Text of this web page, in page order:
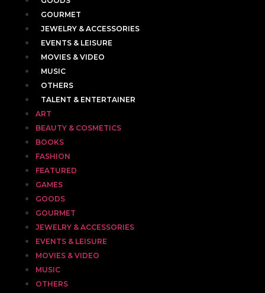
GOURMET
JEWELRY & ACCESSORIES
EVENTS & LEISURE
MOVIES & VIDEO
MUSIC
OTHERS
TALENT & ENTERTAINER
ART
BEAUTY & COSMETICS
BOOKS
FASHION
FEATURED
GAMES
GOODS
GOURMET
JEWELRY & ACCESSORIES
EVENTS & LEISURE
MOVIES & VIDEO
MUSIC
OTHERS